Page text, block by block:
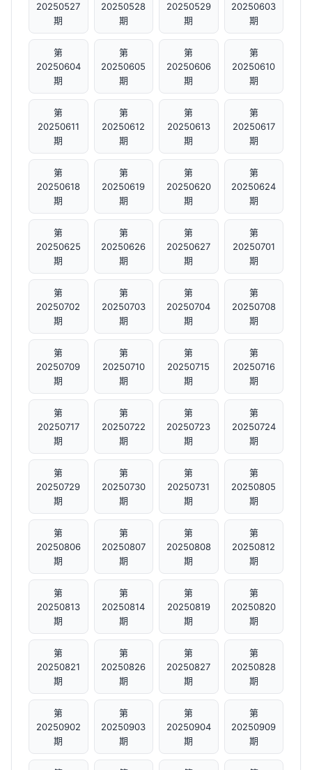
20250527
期
20250528
期
20250529
期
20250603
期
第
20250604
期
第
20250605
期
第
20250606
期
第
20250610
期
第
20250611
期
第
20250612
期
第
20250613
期
第
20250617
期
第
20250618
期
第
20250619
期
第
20250620
期
第
20250624
期
第
20250625
期
第
20250626
期
第
20250627
期
第
20250701
期
第
20250702
期
第
20250703
期
第
20250704
期
第
20250708
期
第
20250709
期
第
20250710
期
第
20250715
期
第
20250716
期
第
20250717
期
第
20250722
期
第
20250723
期
第
20250724
期
第
20250729
期
第
20250730
期
第
20250731
期
第
20250805
期
第
20250806
期
第
20250807
期
第
20250808
期
第
20250812
期
第
20250813
期
第
20250814
期
第
20250819
期
第
20250820
期
第
20250821
期
第
20250826
期
第
20250827
期
第
20250828
期
第
20250902
期
第
20250903
期
第
20250904
期
第
20250909
期